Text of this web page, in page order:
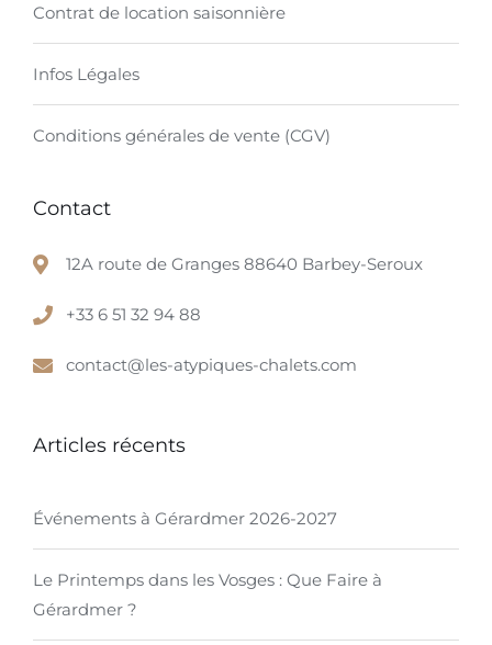
Contrat de location saisonnière
Infos Légales
Conditions générales de vente (CGV)
Contact
12A route de Granges 88640 Barbey-Seroux
+33 6 51 32 94 88
contact@les-atypiques-chalets.com
Articles récents
Événements à Gérardmer 2026-2027
Le Printemps dans les Vosges : Que Faire à
Gérardmer ?